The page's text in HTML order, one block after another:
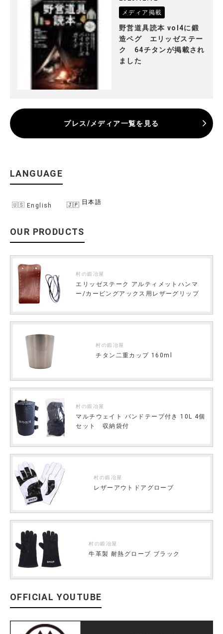
メディア掲載
野営道具読本 vol4に鍛
造ペグ エリッゼステー
ク 64チタンが掲載され
ました
プレス/メディア一覧を見る
LANGUAGE
English
日本語
OUR PRODUCTS
村の鍛冶屋
エリッゼステーク アルティメットハンマ
ー/カービングアックス用レザーグリップ
村の鍛冶屋
チタン二重カップ 160ml
村の鍛冶屋
マルチウェイト バンドテープ付き 10L 4個
セット 収納袋付
村の鍛冶屋
レザーアウトドアグローブ
村の鍛冶屋
牛革製 耐熱グローブ ブラック
OFFICIAL YOUTUBE